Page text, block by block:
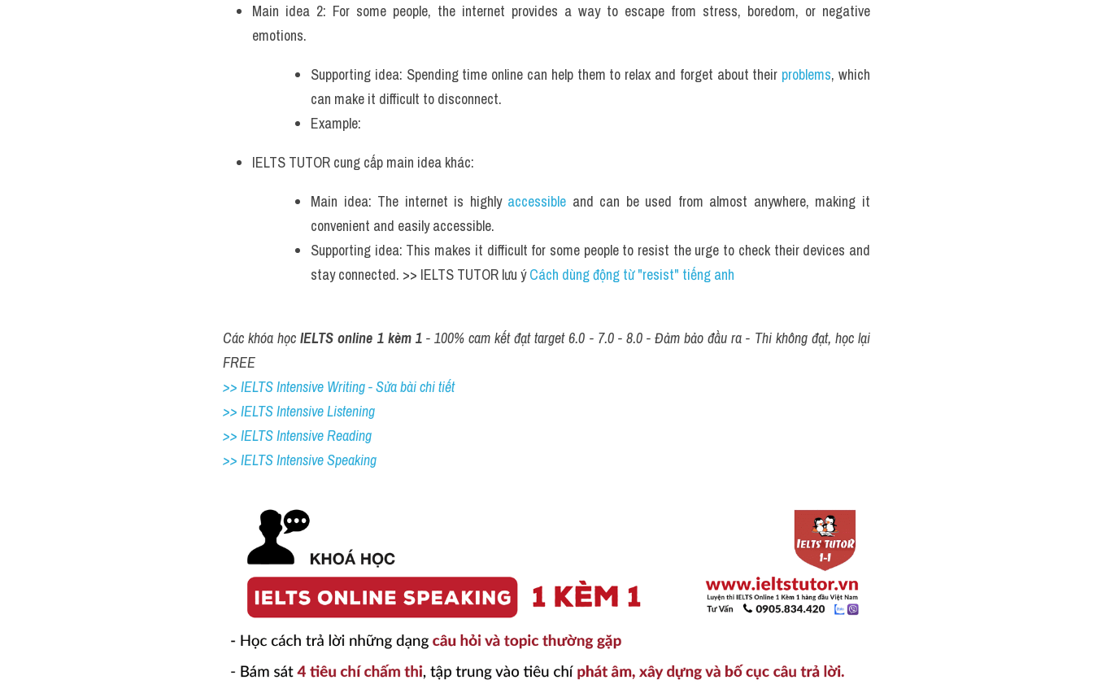
Main idea 2: For some people, the internet provides a way to escape from stress, boredom, or negative
emotions.
Supporting idea: Spending time online can help them to relax and forget about their problems, which
can make it difficult to disconnect.
Example:
IELTS TUTOR cung cấp main idea khác:
Main idea: The internet is highly accessible and can be used from almost anywhere, making it
convenient and easily accessible.
Supporting idea: This makes it difficult for some people to resist the urge to check their devices and
stay connected. >> IELTS TUTOR lưu ý Cách dùng động từ "resist" tiếng anh
Các khóa học IELTS online 1 kèm 1 - 100% cam kết đạt target 6.0 - 7.0 - 8.0 - Đảm bảo đầu ra - Thi không đạt, học lại
FREE
>> IELTS Intensive Writing - Sửa bài chi tiết
>> IELTS Intensive Listening
>> IELTS Intensive Reading
>> IELTS Intensive Speaking